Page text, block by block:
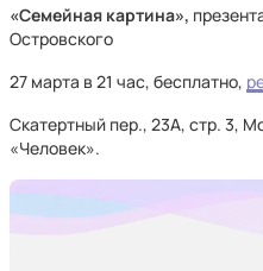
«Семейная картина»,
Островского
27 марта в 21 час, бесплатно,
Скатертный пер., 23А, стр. 3,
«Человек».